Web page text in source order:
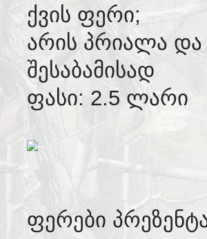
ქვის ფერი;
არის პრიალა
შესაბამისად
ფასი: 2.5 ლარი
ფერები